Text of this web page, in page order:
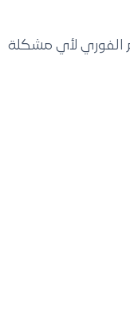
الفوري لأي مشكلة